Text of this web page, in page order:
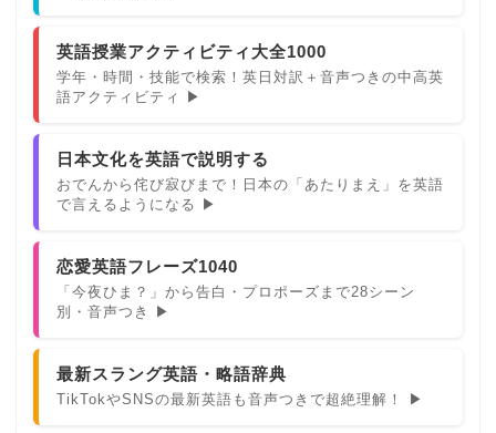
英語授業アクティビティ大全1000
学年・時間・技能で検索！英日対訳＋音声つきの中高英
語アクティビティ ▶
日本文化を英語で説明する
おでんから侘び寂びまで！日本の「あたりまえ」を英語
で言えるようになる ▶
恋愛英語フレーズ1040
「今夜ひま？」から告白・プロポーズまで28シーン
別・音声つき ▶
最新スラング英語・略語辞典
TikTokやSNSの最新英語も音声つきで超絶理解！ ▶